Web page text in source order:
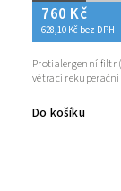
760 Kč
628,10 Kč bez DPH
Do košíku
Protialergenní filtr
větrací